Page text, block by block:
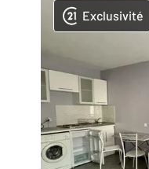
Exclusivité